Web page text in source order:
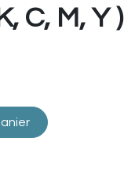
C, M, Y )